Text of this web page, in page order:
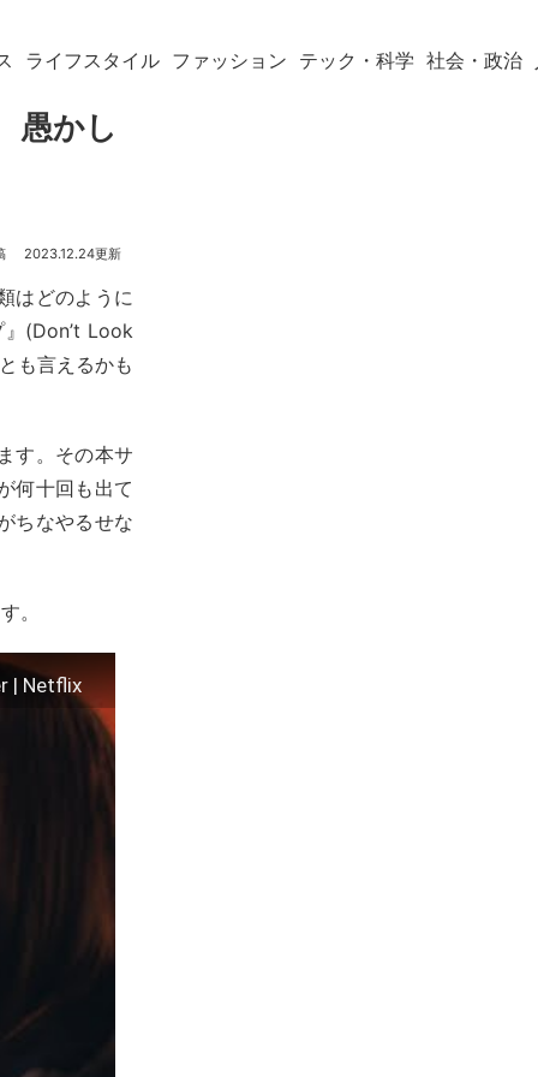
ライフスタイル ファッション テック・科学 社会・政治
愚かし
2023.12.24
はどのように
(Don’t Look
も言えるかも
す。その本サ
何十回も出て
ちなやるせな
。
| Netflix